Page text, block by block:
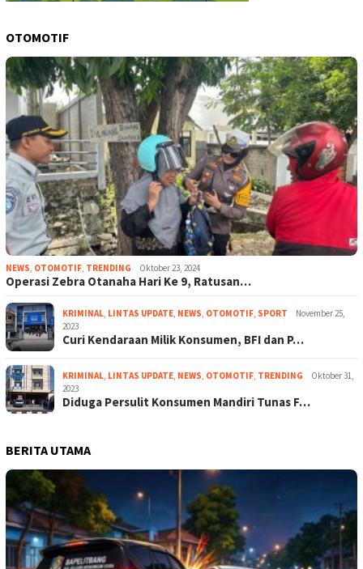
OTOMOTIF
NEWS, OTOMOTIF, TRENDING Oktober 23, 2024
Operasi Zebra Otanaha Hari Ke 9, Ratusan…
KRIMINAL, LINTAS UPDATE, NEWS, OTOMOTIF, SPORT
November 25,
2023
Curi Kendaraan Milik Konsumen, BFI dan P…
KRIMINAL, LINTAS UPDATE, NEWS, OTOMOTIF, TRENDING
Oktober 31,
2023
Diduga Persulit Konsumen Mandiri Tunas F…
BERITA UTAMA